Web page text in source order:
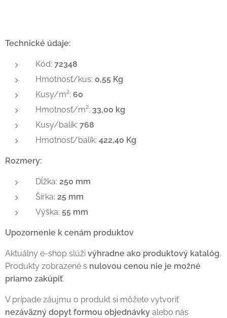
Technické údaje:
Kód: 72348
Hmotnosť/kus: 0,55 Kg
Kusy/m²: 60
Hmotnosť/m²: 33,00 kg
Kusy/balík: 768
Hmotnosť/balík: 422,40 Kg
Rozmery:
Dĺžka: 250 mm
Šírka: 25 mm
Výška: 55 mm
Upozornenie k cenám produktov
Aktuálny e-shop slúži výhradne ako produktový katalóg.
Produkty zobrazené s nulovou cenou nie je možné
priamo zakúpiť.
V prípade záujmu o produkt si môžete vytvoriť
nezáväzný dopyt formou objednávky alebo nás